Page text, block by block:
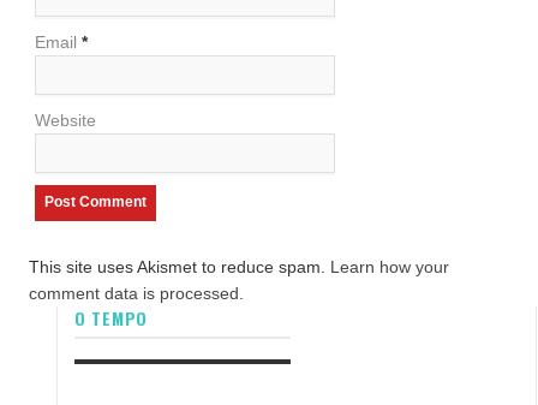
Email *
Website
This site uses Akismet to reduce spam. Learn how your
comment data is processed.
O TEMPO